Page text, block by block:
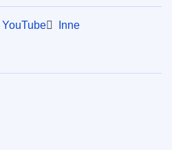
YouTube Inne